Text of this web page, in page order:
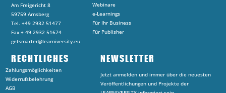
Am Freigericht 8
59759 Arnsberg
Tel. +49 2932 51477
Fax + 49 2932 51674
getsmarter@learniversity.eu
Webinare
e-Learnings
Für Ihr Business
Für Publisher
RECHTLICHES
Zahlungsmöglichkeiten
Widerrufsbelehrung
AGB
NEWSLETTER
Jetzt anmelden und immer über die neuesten
Veröffentlichungen und Projekte der